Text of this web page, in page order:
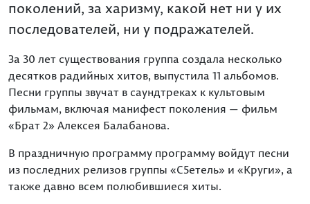
поколений, за харизму, какой нет ни у их
последователей, ни у подражателей.
За 30 лет существования группа создала несколько
десятков радийных хитов, выпустила 11 альбомов.
Песни группы звучат в саундтреках к культовым
фильмам, включая манифест поколения — фильм
«Брат 2» Алексея Балабанова.
В праздничную программу программу войдут песни
из последних релизов группы «С5етель» и «Круги», а
также давно всем полюбившиеся хиты.